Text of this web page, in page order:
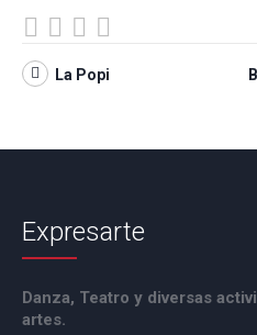
La Popi
Expresarte
Danza, Teatro y diversas
artes.